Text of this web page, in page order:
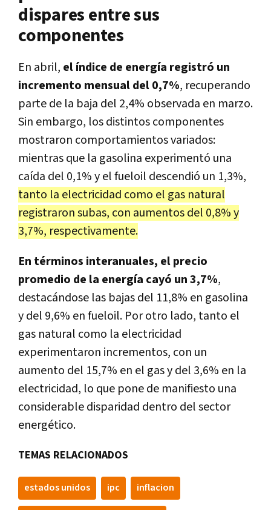
dispares entre sus
componentes
En abril, el índice de energía registró un
incremento mensual del 0,7%, recuperando
parte de la baja del 2,4% observada en marzo.
Sin embargo, los distintos componentes
mostraron comportamientos variados:
mientras que la gasolina experimentó una
caída del 0,1% y el fueloil descendió un 1,3%,
tanto la electricidad como el gas natural
registraron subas, con aumentos del 0,8% y
3,7%, respectivamente.
En términos interanuales, el precio
promedio de la energía cayó un 3,7%,
destacándose las bajas del 11,8% en gasolina
y del 9,6% en fueloil. Por otro lado, tanto el
gas natural como la electricidad
experimentaron incrementos, con un
aumento del 15,7% en el gas y del 3,6% en la
electricidad, lo que pone de manifiesto una
considerable disparidad dentro del sector
energético.
TEMAS RELACIONADOS
estados unidos ipc inflacion